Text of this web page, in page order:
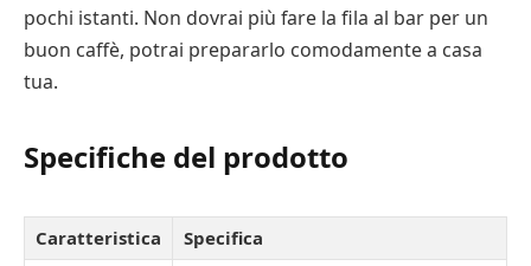
pochi istanti. Non dovrai più fare la fila al bar per un
buon caffè, potrai prepararlo comodamente a casa
tua.
Specifiche del prodotto
Caratteristica
Specifica